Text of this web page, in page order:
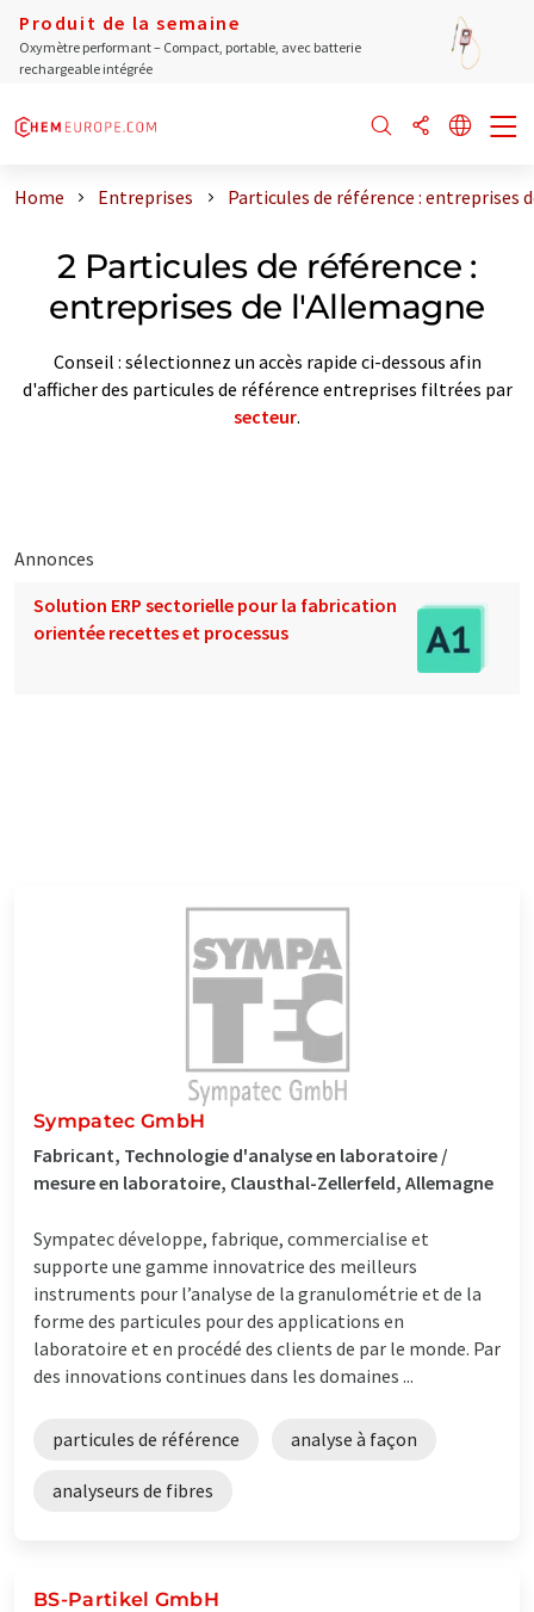
Produit de la semaine
Oxymètre performant – Compact, portable, avec batterie
rechargeable intégrée
Home Entreprises Particules de référence : entreprises
2 Particules de référence :
entreprises de l'Allemagne
Conseil : sélectionnez un accès rapide ci-dessous afin
d'afficher des particules de référence entreprises filtrées par
secteur.
Annonces
Solution ERP sectorielle pour la fabrication
orientée recettes et processus
Sympatec GmbH
Fabricant, Technologie d'analyse en laboratoire /
mesure en laboratoire, Clausthal-Zellerfeld, Allemagne
Sympatec développe, fabrique, commercialise et
supporte une gamme innovatrice des meilleurs
instruments pour l’analyse de la granulométrie et de la
forme des particules pour des applications en
laboratoire et en procédé des clients de par le monde. Par
des innovations continues dans les domaines ...
particules de référence analyse à façon
analyseurs de fibres
BS-Partikel GmbH